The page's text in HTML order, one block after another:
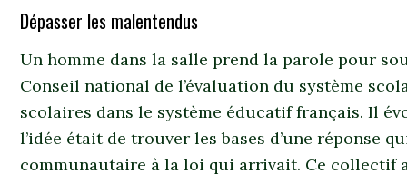
Dépasser les malentendus
Un homme dans la salle prend la parole pour
Conseil national de l’évaluation du système
scolaires dans le système éducatif français. Il
l’idée était de trouver les bases d’une réponse
communautaire à la loi qui arrivait. Ce collectif